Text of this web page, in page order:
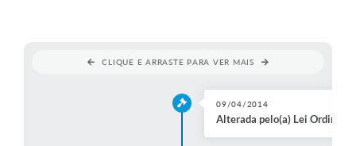
CLIQUE E ARRASTE PARA VER MAIS
09/04/2014
Alterada pelo(a) Lei